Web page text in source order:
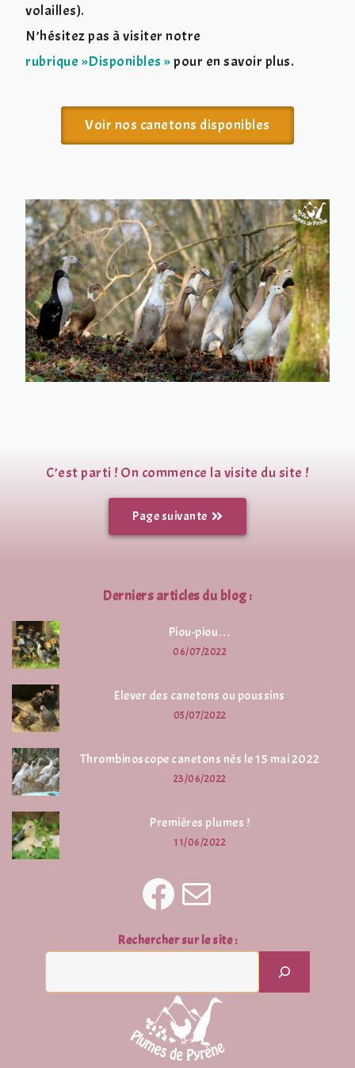
volailles).
N’hésitez pas à visiter notre
rubrique »Disponibles »pour en savoir plus.
Voir nos canetons disponibles
C’est parti ! On commence la visite du site !
Page suivante
Derniers articles du blog :
Piou-piou…
06/07/2022
Elever des canetons ou poussins
05/07/2022
Thrombinoscope canetons nés le 15 mai 2022
23/06/2022
Premières plumes !
11/06/2022
Rechercher sur le site :